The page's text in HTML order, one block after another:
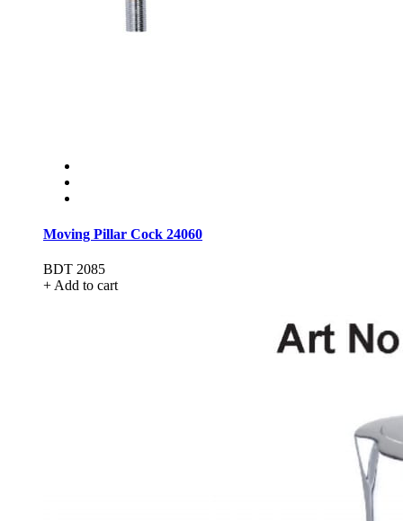
Moving Pillar Cock 24060
BDT 2085
+ Add to cart